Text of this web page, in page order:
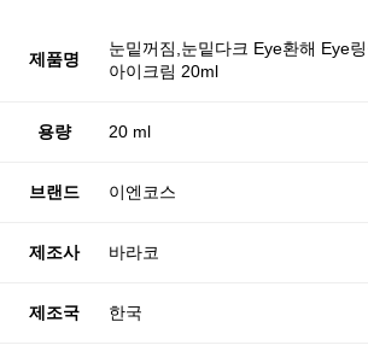
제품명
눈밑꺼짐,눈밑다크 Eye환해 Eye
아이크림 20ml
용량 20 ml
브랜드 이엔코스
제조사 바라코
제조국 한국